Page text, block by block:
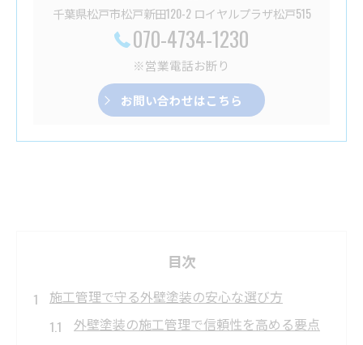
千葉県松戸市松戸新田120-2 ロイヤルプラザ松戸515
070-4734-1230
※営業電話お断り
お問い合わせはこちら
目次
施工管理で守る外壁塗装の安心な選び方
外壁塗装の施工管理で信頼性を高める要点